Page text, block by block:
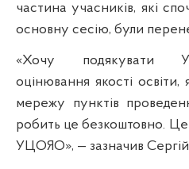
частина учасників, які
основну сесію, були
«Хочу подякувати
оцінювання якості
мережу пунктів
робить це безкоштовно.
УЦОЯО», — зазначив